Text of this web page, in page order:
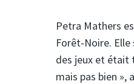
Petra Mathers
Forêt-Noire.
des jeux et était
mais pas bien »,